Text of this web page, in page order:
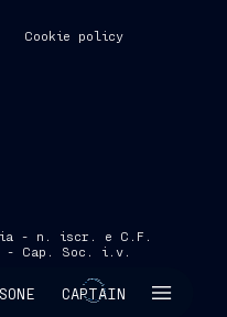
CAPTAIN
Cookie policy
- n. iscr. e C.F.
- Cap. Soc. i.v.